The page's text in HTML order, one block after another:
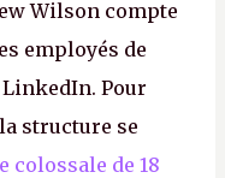
Wilson compte
employés de
Pour
structure se
colossale de 18